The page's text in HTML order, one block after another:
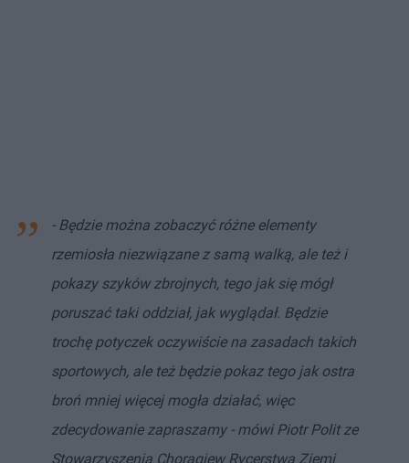
- Będzie można zobaczyć różne elementy
rzemiosła niezwiązane z samą walką, ale też i
pokazy szyków zbrojnych, tego jak się mógł
poruszać taki oddział, jak wyglądał. Będzie
trochę potyczek oczywiście na zasadach takich
sportowych, ale też będzie pokaz tego jak ostra
broń mniej więcej mogła działać, więc
zdecydowanie zapraszamy - mówi Piotr Polit ze
Stowarzyszenia Chorągiew Rycerstwa Ziemi